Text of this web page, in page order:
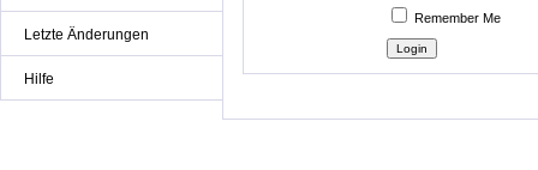
Letzte Änderungen
Hilfe
Remember Me